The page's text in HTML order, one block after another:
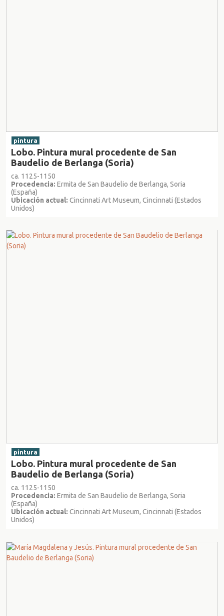
pintura
Lobo. Pintura mural procedente de San
Baudelio de Berlanga (Soria)
ca. 1125-1150
Procedencia: Ermita de San Baudelio de Berlanga, Soria
(España)
Ubicación actual: Cincinnati Art Museum, Cincinnati (Estados
Unidos)
pintura
Lobo. Pintura mural procedente de San
Baudelio de Berlanga (Soria)
ca. 1125-1150
Procedencia: Ermita de San Baudelio de Berlanga, Soria
(España)
Ubicación actual: Cincinnati Art Museum, Cincinnati (Estados
Unidos)